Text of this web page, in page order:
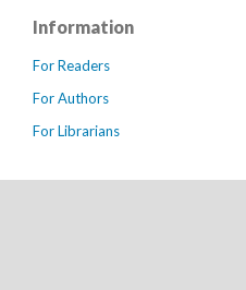
Information
For Readers
For Authors
For Librarians